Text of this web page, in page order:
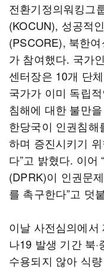
전환기정의워킹그
(KOCUN), 성공적
(PSCORE), 북한
가 참여했다. 국가
센터장은 10개 단
국가가 이미 독립
침해에 대한 불만
한당국이 인권침해
하며 증진시키기
다”고 밝혔다. 이어
(DPRK)이 인권문
를 촉구한다”고 덧
이날 사전심의에서
나19 발생 기간 북
수용되지 않아 식